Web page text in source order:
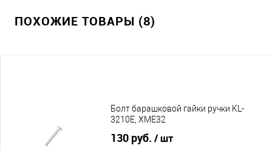
ПОХОЖИЕ ТОВАРЫ (8)
Болт барашковой гайки ручки KL-
3210E, XME32
130 руб. / шт